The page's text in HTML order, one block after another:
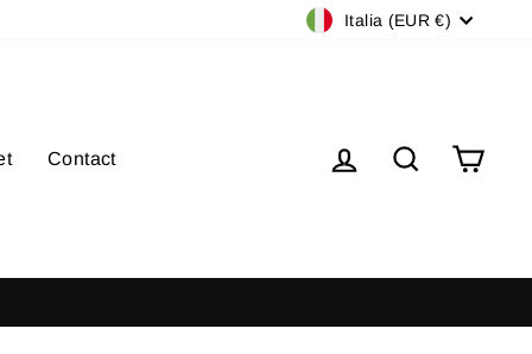
ValutaItalia (EUR €)
Contact Accedi Cerca
100€